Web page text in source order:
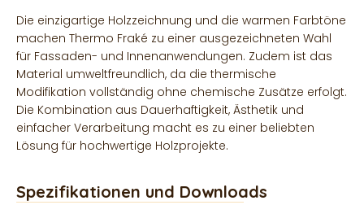
Die einzigartige Holzzeichnung und die warmen Farbtöne
machen Thermo Fraké zu einer ausgezeichneten Wahl
für Fassaden- und Innenanwendungen. Zudem ist das
Material umweltfreundlich, da die thermische
Modifikation vollständig ohne chemische Zusätze erfolgt.
Die Kombination aus Dauerhaftigkeit, Ästhetik und
einfacher Verarbeitung macht es zu einer beliebten
Lösung für hochwertige Holzprojekte.
Spezifikationen und Downloads